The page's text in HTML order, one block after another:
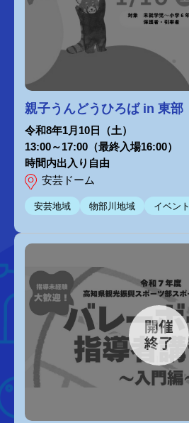
親子うんどうひろば in 東部
令和8年1月10日（土）
13:00～17:00（最終入場16:00）
時間内出入り自由
安芸ドーム
安芸地域 物部川地域 イベント